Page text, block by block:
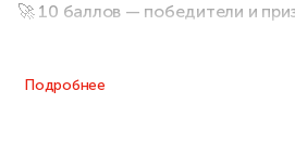
🚀 10 баллов — победители и
Подробнее